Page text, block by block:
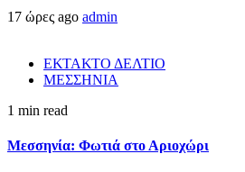
17 ώρες ago admin
ΕΚΤΑΚΤΟ ΔΕΛΤΙΟ
ΜΕΣΣΗΝΙΑ
1 min read
Μεσσηνία: Φωτιά στο Αριοχώρι